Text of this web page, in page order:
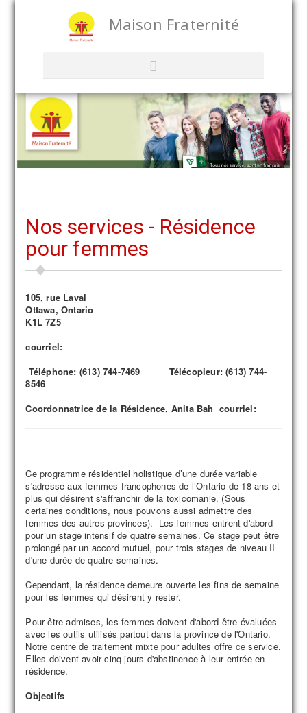
Maison Fraternité
Nos services - Résidence
pour femmes
105, rue Laval
Ottawa, Ontario
K1L 7Z5
courriel:
Téléphone: (613) 744-7469 Télécopieur: (613) 744-
8546
Coordonnatrice de la Résidence, Anita Bah courriel:
Ce programme résidentiel holistique d’une durée variable
s'adresse aux femmes francophones de l’Ontario de 18 ans et
plus qui désirent s'affranchir de la toxicomanie. (Sous
certaines conditions, nous pouvons aussi admettre des
femmes des autres provinces). Les femmes entrent d'abord
pour un stage intensif de quatre semaines. Ce stage peut être
prolongé par un accord mutuel, pour trois stages de niveau II
d'une durée de quatre semaines.
Cependant, la résidence demeure ouverte les fins de semaine
pour les femmes qui désirent y rester.
Pour être admises, les femmes doivent d'abord être évaluées
avec les outils utilisés partout dans la province de l'Ontario.
Notre centre de traitement mixte pour adultes offre ce service.
Elles doivent avoir cinq jours d'abstinence à leur entrée en
résidence.
Objectifs